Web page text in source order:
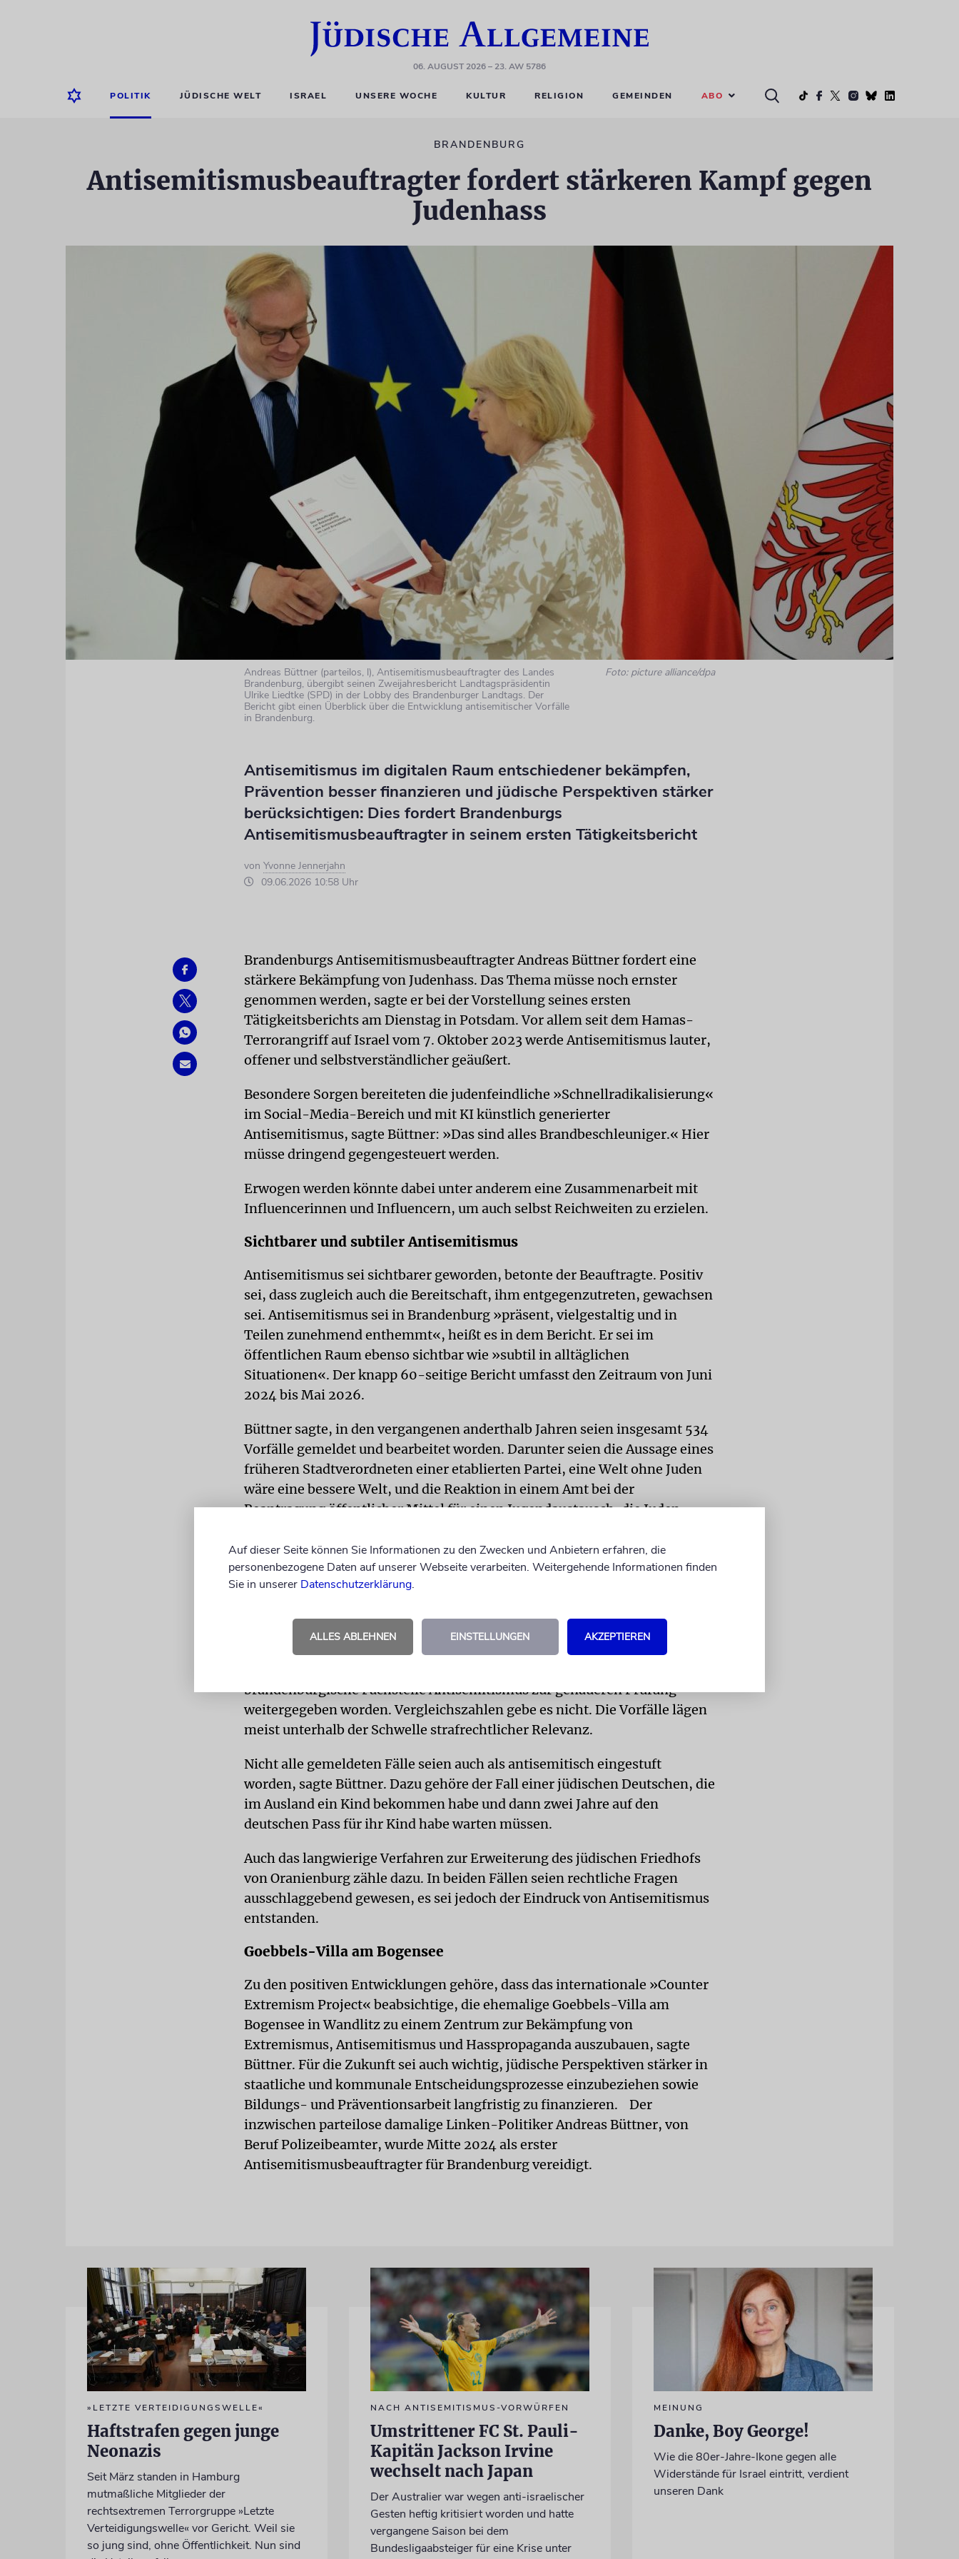
06. AUGUST 2026– 23. AW 5786
POLITIK JÜDISCHE WELT ISRAEL UNSERE WOCHE KULTUR RELIGION GEMEINDEN ABO
BRANDENBURG
Antisemitismusbeauftragter fordert stärkeren Kampf gegen
Judenhass
Andreas Büttner (parteilos, l), Antisemitismusbeauftragter des Landes
Brandenburg, übergibt seinen Zweijahresbericht Landtagspräsidentin
Ulrike Liedtke (SPD) in der Lobby des Brandenburger Landtags. Der
Bericht gibt einen Überblick über die Entwicklung antisemitischer Vorfälle
in Brandenburg.
Foto: picture alliance/dpa
Antisemitismus im digitalen Raum entschiedener bekämpfen,
Prävention besser finanzieren und jüdische Perspektiven stärker
berücksichtigen: Dies fordert Brandenburgs
Antisemitismusbeauftragter in seinem ersten Tätigkeitsbericht
von Yvonne Jennerjahn
09.06.2026 10:58 Uhr
Brandenburgs Antisemitismusbeauftragter Andreas Büttner fordert eine
stärkere Bekämpfung von Judenhass. Das Thema müsse noch ernster
genommen werden, sagte er bei der Vorstellung seines ersten
Tätigkeitsberichts am Dienstag in Potsdam. Vor allem seit dem Hamas-
Terrorangriff auf Israel vom 7. Oktober 2023 werde Antisemitismus lauter,
offener und selbstverständlicher geäußert.
Besondere Sorgen bereiteten die judenfeindliche »Schnellradikalisierung«
im Social-Media-Bereich und mit KI künstlich generierter
Antisemitismus, sagte Büttner: »Das sind alles Brandbeschleuniger.« Hier
müsse dringend gegengesteuert werden.
Erwogen werden könnte dabei unter anderem eine Zusammenarbeit mit
Influencerinnen und Influencern, um auch selbst Reichweiten zu erzielen.
Sichtbarer und subtiler Antisemitismus
Antisemitismus sei sichtbarer geworden, betonte der Beauftragte. Positiv
sei, dass zugleich auch die Bereitschaft, ihm entgegenzutreten, gewachsen
sei. Antisemitismus sei in Brandenburg »präsent, vielgestaltig und in
Teilen zunehmend enthemmt«, heißt es in dem Bericht. Er sei im
öffentlichen Raum ebenso sichtbar wie »subtil in alltäglichen
Situationen«. Der knapp 60-seitige Bericht umfasst den Zeitraum von Juni
2024 bis Mai 2026.
Büttner sagte, in den vergangenen anderthalb Jahren seien insgesamt 534
Vorfälle gemeldet und bearbeitet worden. Darunter seien die Aussage eines
früheren Stadtverordneten einer etablierten Partei, eine Welt ohne Juden
wäre eine bessere Welt, und die Reaktion in einem Amt bei der
Beantragung öffentlicher Mittel für einen Jugendaustausch, die Juden
Beschimpfung als »Judenschwein«
Zu den jüngsten bekannt gewordenen Vorfällen gehöre die Beschimpfung
eines evangelischen Pfarrers in Fürstenwalde als »Judenschwein« am
vergangenen Wochenende, sagte der Beauftragte.
brandenburgische Fachstelle Antisemitismus zur genaueren Prüfung
weitergegeben worden. Vergleichszahlen gebe es nicht. Die Vorfälle lägen
meist unterhalb der Schwelle strafrechtlicher Relevanz.
Nicht alle gemeldeten Fälle seien auch als antisemitisch eingestuft
worden, sagte Büttner. Dazu gehöre der Fall einer jüdischen Deutschen, die
im Ausland ein Kind bekommen habe und dann zwei Jahre auf den
deutschen Pass für ihr Kind habe warten müssen.
Auch das langwierige Verfahren zur Erweiterung des jüdischen Friedhofs
von Oranienburg zähle dazu. In beiden Fällen seien rechtliche Fragen
ausschlaggebend gewesen, es sei jedoch der Eindruck von Antisemitismus
entstanden.
Goebbels-Villa am Bogensee
Zu den positiven Entwicklungen gehöre, dass das internationale »Counter
Extremism Project« beabsichtige, die ehemalige Goebbels-Villa am
Bogensee in Wandlitz zu einem Zentrum zur Bekämpfung von
Extremismus, Antisemitismus und Hasspropaganda auszubauen, sagte
Büttner. Für die Zukunft sei auch wichtig, jüdische Perspektiven stärker in
staatliche und kommunale Entscheidungsprozesse einzubeziehen sowie
Bildungs- und Präventionsarbeit langfristig zu finanzieren. Der
inzwischen parteilose damalige Linken-Politiker Andreas Büttner, von
Beruf Polizeibeamter, wurde Mitte 2024 als erster
Antisemitismusbeauftragter für Brandenburg vereidigt.
»LETZTE VERTEIDIGUNGSWELLE«
Haftstrafen gegen junge
Neonazis
Seit März standen in Hamburg
mutmaßliche Mitglieder der
rechtsextremen Terrorgruppe »Letzte
Verteidigungswelle« vor Gericht. Weil sie
so jung sind, ohne Öffentlichkeit. Nun sind
NACH ANTISEMITISMUS-VORWÜRFEN
Umstrittener FC St. Pauli-
Kapitän Jackson Irvine
wechselt nach Japan
Der Australier war wegen anti-israelischer
Gesten heftig kritisiert worden und hatte
vergangene Saison bei dem
Bundesligaabsteiger für eine Krise unter
MEINUNG
Danke, Boy George!
Wie die 80er-Jahre-Ikone gegen alle
Widerstände für Israel eintritt, verdient
unseren Dank
Auf dieser Seite können Sie Informationen zu den Zwecken und Anbietern erfahren, die
personenbezogene Daten auf unserer Webseite verarbeiten. Weitergehende Informationen finden
Sie in unserer Datenschutzerklärung.
ALLES ABLEHNEN EINSTELLUNGEN AKZEPTIEREN